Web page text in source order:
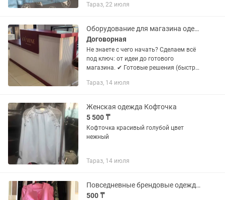
рабочем состоянии. Потертостей нет.
Тараз, 22 июля
Оборудование для магазина одежды под ключ
Договорная
Не знаете с чего начать? Сделаем всё
под ключ: от идеи до готового
магазина. ✔ Готовые решения (быстро
✔ Производство без посредников 📦
Тараз, 14 июля
Женская одежда Кофточка
5 500 ₸
Кофточка красивый голубой цвет
нежный
Тараз, 14 июля
Повседневные брендовые одежды пиджаки костюмы , кофты
500 ₸